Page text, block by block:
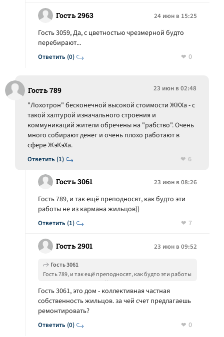
Гость 2963 24 июн в 15:25
Ответить (0)
Гость 3059, Да, с цветностью чрезмерной будто
перебирают...
0
Гость 789 23 июн в 02:48
Ответить (1)
"Лохотрон" бесконечной высокой стоимости ЖКХа - с
такой халтурой изначального строения и
коммуникаций жители обречены на "рабство". Очень
много собирают денег и очень плохо работают в
сфере ЖэКэХа.
6
Гость 3061 23 июн в 08:26
Ответить (1)
Гость 789, и так ещё преподносят, как будто эти
работы не из кармана жильцов))
7
Гость 2901 23 июн в 09:52
Ответить (0)
Гость 3061
Гость 789, и так ещё преподносят, как будто эти работы
не из кармана жильцов))
Гость 3061, это дом - коллективная частная
собственность жильцов. за чей счет предлагаешь
ремонтировать?
0